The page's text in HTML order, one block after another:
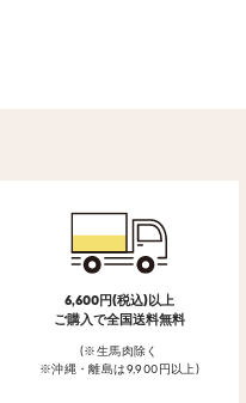
6,600円(税込)以上
ご購入で全国送料無料
(※生馬肉除く
※沖縄・離島は9,900円以上)